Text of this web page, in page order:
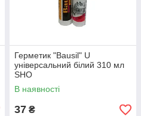
Герметик "Bausil" U
універсальний білий 310 мл
SHO
В наявності
37 ₴